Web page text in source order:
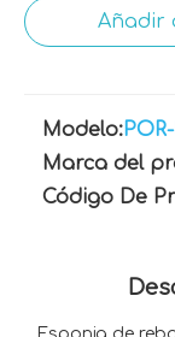
Añadir
Modelo:
Marca del
Código De